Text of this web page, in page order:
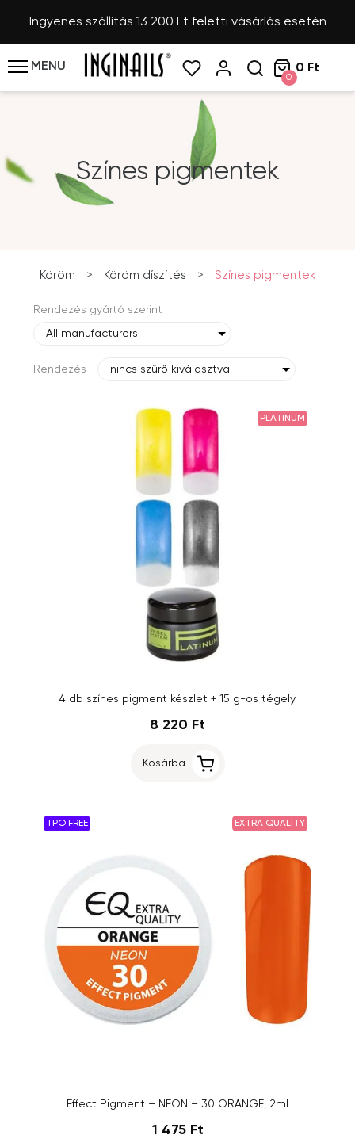
Ingyenes szállítás 13 200 Ft feletti vásárlás esetén
MENU
0
0 Ft
Színes pigmentek
Köröm > Köröm díszítés > Színes pigmentek
Rendezés gyártó szerint
All manufacturers
Rendezés nincs szűrő kiválasztva
PLATINUM
4 db színes pigment készlet + 15 g-os tégely
8 220 Ft
Kosárba
TPO FREE EXTRA QUALITY
Effect Pigment – NEON – 30 ORANGE, 2ml
1 475 Ft